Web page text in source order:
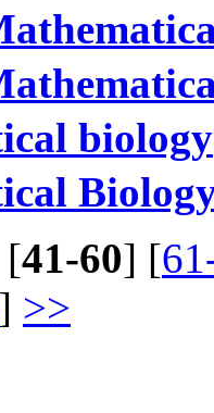
biology
41-60] [
] >>